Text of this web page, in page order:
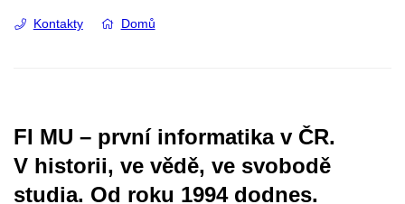
Kontakty Domů
FI MU – první informatika v ČR.
V historii, ve vědě, ve svobodě
studia. Od roku 1994 dodnes.